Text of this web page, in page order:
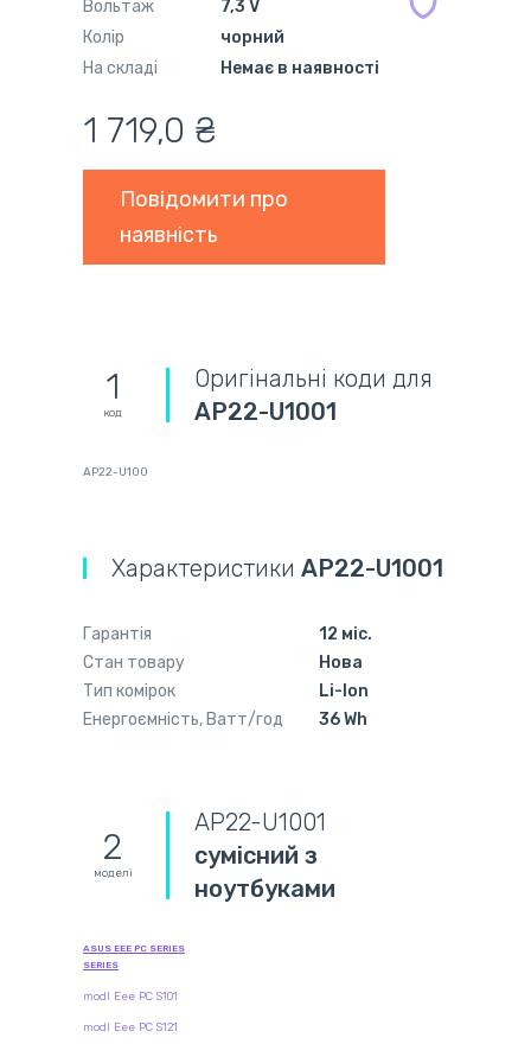
Вольтаж
7,3 V
Колір
чорний
На складі
Немає в наявності
1 719,0 ₴
Повідомити про
наявність
1
код
Оригінальні коди для
AP22-U1001
AP22-U100
Характеристики AP22-U1001
Гарантія
12 міс.
Стан товару
Нова
Тип комірок
Li-Ion
Енергоємність, Ватт/год
36 Wh
2
моделі
AP22-U1001
сумісний з
ноутбуками
ASUS EEE PC SERIES
SERIES
modl Eee PC S101
modl Eee PC S121